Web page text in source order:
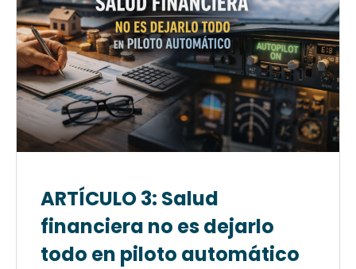
ARTÍCULO 3: Salud
financiera no es dejarlo
todo en piloto automático